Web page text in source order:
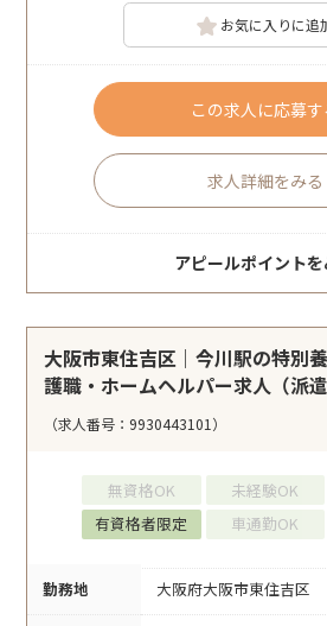
お気に入りに追
この求人に応募す
求人詳細をみる
アピールポイント
大阪市東住吉区｜今川駅の特別
護職・ホームヘルパー求人（派遣
（求人番号：9930443101）
無資格OK 未経験OK
有資格者限定
車通勤OK
勤務地 大阪府大阪市東住吉区